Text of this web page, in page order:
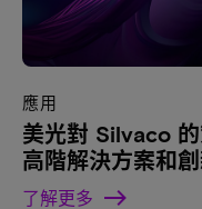
應用
美光對 Silvaco
高階解決方案和
了解更多